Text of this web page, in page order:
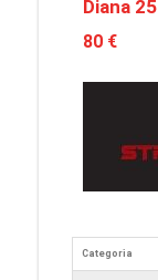
Diana 25
80 €
Categoria